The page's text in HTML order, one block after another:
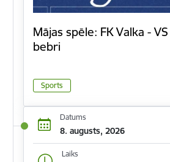
Mājas spēle: FK Valka -
bebri
Sports
Datums
8. augusts, 2026
Laiks